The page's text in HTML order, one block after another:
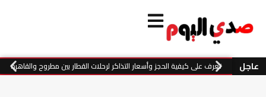
عاجل تعرف على كيفية الحجز وأسعار التذاكر لرحلات القطار بين مطروح والقاهرة